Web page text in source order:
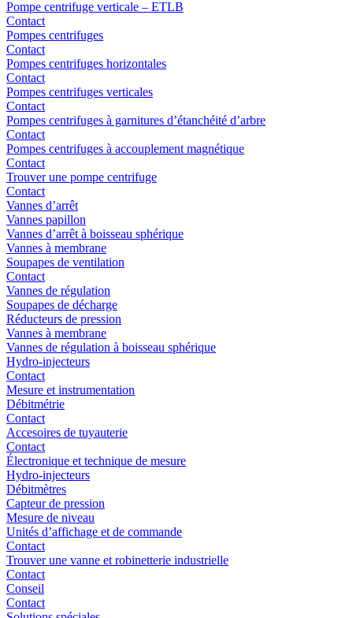
Pompe centrifuge verticale – ETLB
Contact
Pompes centrifuges
Contact
Pompes centrifuges horizontales
Contact
Pompes centrifuges verticales
Contact
Pompes centrifuges à garnitures d’étanchéité d’arbre
Contact
Pompes centrifuges à accouplement magnétique
Contact
Trouver une pompe centrifuge
Contact
Vannes d’arrêt
Vannes papillon
Vannes d’arrêt à boisseau sphérique
Vannes à membrane
Soupapes de ventilation
Contact
Vannes de régulation
Soupapes de décharge
Réducteurs de pression
Vannes à membrane
Vannes de régulation à boisseau sphérique
Hydro-injecteurs
Contact
Mesure et instrumentation
Débitmétrie
Contact
Accesoires de tuyauterie
Contact
Électronique et technique de mesure
Hydro-injecteurs
Débitmètres
Capteur de pression
Mesure de niveau
Unités d’affichage et de commande
Contact
Trouver une vanne et robinetterie industrielle
Contact
Conseil
Contact